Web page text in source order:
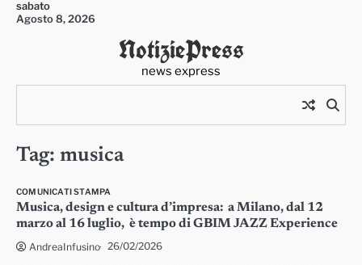
Skipsabato
Agosto 8, 2026
NotiziePress
news express
Tag: musica
COMUNICATI STAMPA
Musica, design e cultura d’impresa: a Milano, dal 12
marzo al 16 luglio, è tempo di GBIM JAZZ Experience
AndreaInfusino 26/02/2026